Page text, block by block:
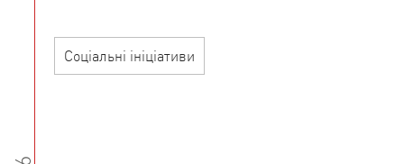
Соціальні ініціативи